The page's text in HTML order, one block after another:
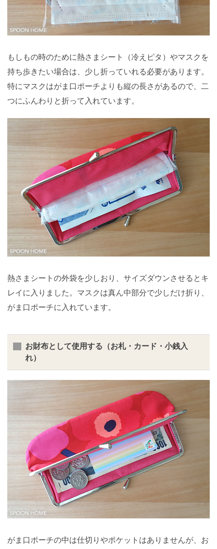
もしもの時のために熱さまシート（冷えピタ）やマスクを
持ち歩きたい場合は、少し折っていれる必要があります。
特にマスクはがま口ポーチよりも縦の長さがあるので、二
つにふんわりと折って入れています。
熱さまシートの外袋を少しおり、サイズダウンさせるとキ
レイに入りました。マスクは真ん中部分で少しだけ折り、
がま口ポーチに入れています。
お財布として使用する（お札・カード・小銭入
れ）
がま口ポーチの中は仕切りやポケットはありませんが、お